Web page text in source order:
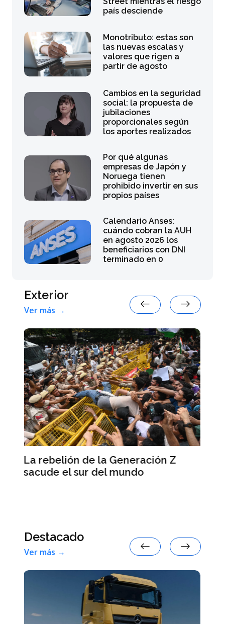
país desciende
Monotributo: estas son
las nuevas escalas y
valores que rigen a
partir de agosto
Cambios en la seguridad
social: la propuesta de
jubilaciones
proporcionales según
los aportes realizados
Por qué algunas
empresas de Japón y
Noruega tienen
prohibido invertir en sus
propios países
Calendario Anses:
cuándo cobran la AUH
en agosto 2026 los
beneficiarios con DNI
terminado en 0
Exterior
Ver más →
Las primarias demócratas
muestran la decreciente
política de Israel en Estados
Destacado
Ver más →